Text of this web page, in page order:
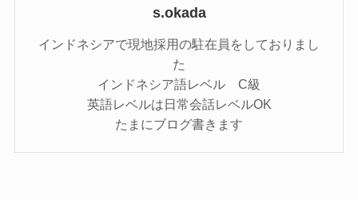
s.okada
インドネシアで現地採用の駐在員をしておりまし
た
インドネシア語レベル C級
英語レベルは日常会話レベルOK
たまにブログ書きます